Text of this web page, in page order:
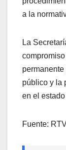
a la
La
público y la
en el
Fuente: